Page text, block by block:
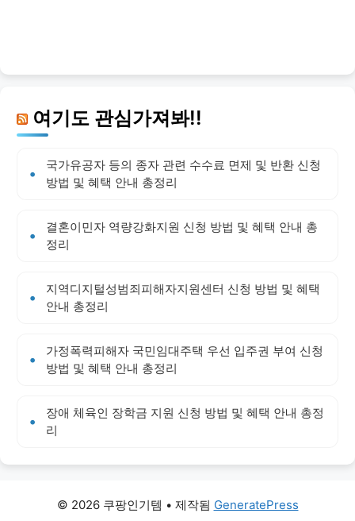
여기도 관심가져봐!!
국가유공자 등의 종자 관련 수수료 면제 및 반환 신청
방법 및 혜택 안내 총정리
결혼이민자 역량강화지원 신청 방법 및 혜택 안내 총
정리
지역디지털성범죄피해자지원센터 신청 방법 및 혜택
안내 총정리
가정폭력피해자 국민임대주택 우선 입주권 부여 신청
방법 및 혜택 안내 총정리
장애 체육인 장학금 지원 신청 방법 및 혜택 안내 총정
리
© 2026 쿠팡인기템 • 제작됨 GeneratePress